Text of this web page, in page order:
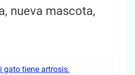
nueva mascota,
gato tiene artrosis.